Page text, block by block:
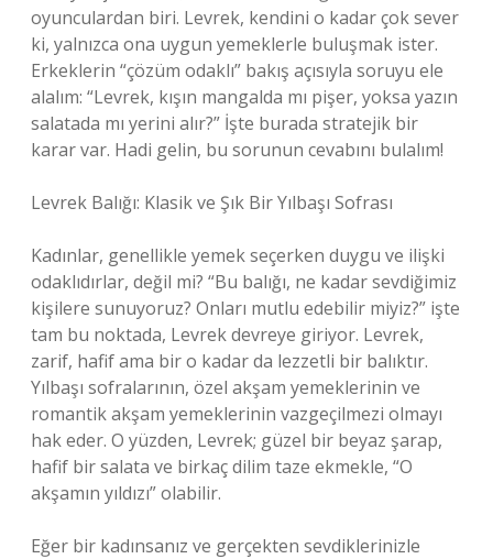
oyunculardan biri. Levrek, kendini o kadar çok sever
ki, yalnızca ona uygun yemeklerle buluşmak ister.
Erkeklerin “çözüm odaklı” bakış açısıyla soruyu ele
alalım: “Levrek, kışın mangalda mı pişer, yoksa yazın
salatada mı yerini alır?” İşte burada stratejik bir
karar var. Hadi gelin, bu sorunun cevabını bulalım!
Levrek Balığı: Klasik ve Şık Bir Yılbaşı Sofrası
Kadınlar, genellikle yemek seçerken duygu ve ilişki
odaklıdırlar, değil mi? “Bu balığı, ne kadar sevdiğimiz
kişilere sunuyoruz? Onları mutlu edebilir miyiz?” işte
tam bu noktada, Levrek devreye giriyor. Levrek,
zarif, hafif ama bir o kadar da lezzetli bir balıktır.
Yılbaşı sofralarının, özel akşam yemeklerinin ve
romantik akşam yemeklerinin vazgeçilmezi olmayı
hak eder. O yüzden, Levrek; güzel bir beyaz şarap,
hafif bir salata ve birkaç dilim taze ekmekle, “O
akşamın yıldızı” olabilir.
Eğer bir kadınsanız ve gerçekten sevdiklerinizle